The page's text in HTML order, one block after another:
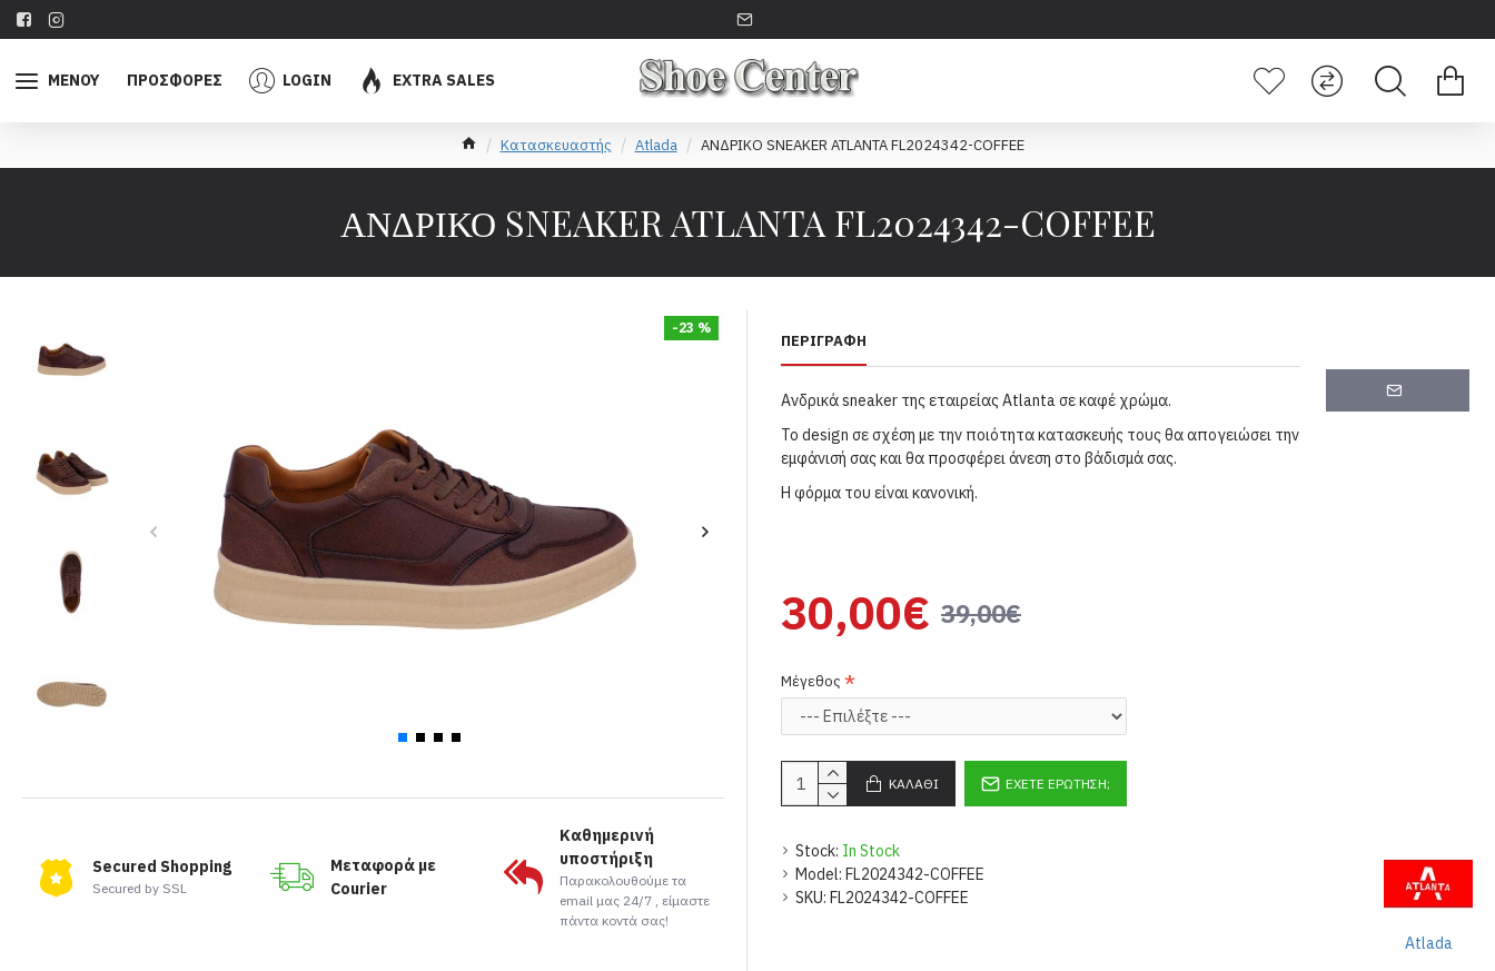
ΜΕΝΟΥ ΠΡΟΣΦΟΡΕΣ LOGIN EXTRA SALES
Κατασκευαστής Atlada ΑΝΔΡΙΚΟ SNEAKER ATLANTA FL2024342-COFFEE
ΑΝΔΡΙΚΟ SNEAKER ATLANTA FL2024342-COFFEE
-23 %
Secured Shopping
Secured by SSL
Μεταφορά με
Courier
Καθημερινή
υποστήριξη
Παρακολουθούμε τα
email μας 24/7 , είμαστε
πάντα κοντά σας!
ΠΕΡΙΓΡΑΦΉ
Ανδρικά sneaker της εταιρείας Atlanta σε καφέ χρώμα.
Το design σε σχέση με την ποιότητα κατασκευής τους θα απογειώσει την
εμφάνισή σας και θα προσφέρει άνεση στο βάδισμά σας.
Η φόρμα του είναι κανονική.
Stock: In Stock
Model: FL2024342-COFFEE
SKU: FL2024342-COFFEE
Atlada
39,00€
30,00€
Μέγεθος
ΚΑΛΆΘΙ ΈΧΕΤΕ ΕΡΏΤΗΣΗ;